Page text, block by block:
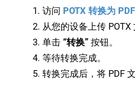
访问 POTX 转换为 PDF
从您的设备上传 POTX
单击 “转换” 按钮。
等待转换完成。
转换完成后，将 PDF